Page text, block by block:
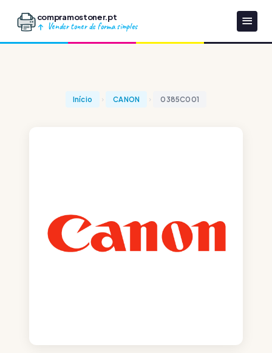
compramostoner.pt
Vender toner de forma simples
Início CANON 0385C001